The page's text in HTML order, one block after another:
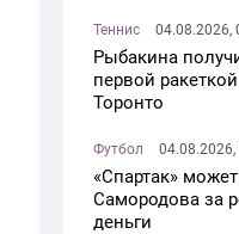
Теннис 04.08.2026,
Рыбакина
первой
Торонто
Футбол 04.08.2026,
«Спартак»
Самородова за
деньги